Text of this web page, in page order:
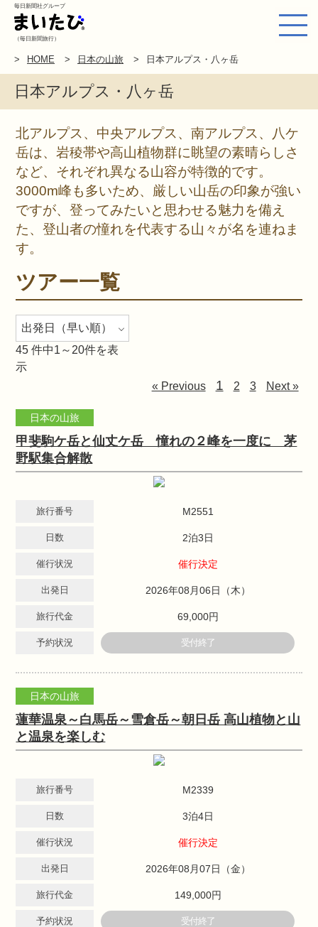
毎日新聞社グループ
（毎日新聞旅行）
HOME 日本の山旅 日本アルプス・八ヶ岳
日本アルプス・八ヶ岳
北アルプス、中央アルプス、南アルプス、八ケ
岳は、岩稜帯や高山植物群に眺望の素晴らしさ
など、それぞれ異なる山容が特徴的です。
3000m峰も多いため、厳しい山岳の印象が強い
ですが、登ってみたいと思わせる魅力を備え
た、登山者の憧れを代表する山々が名を連ねま
す。
ツアー一覧
45 件中1～20件を表
示
« Previous
1 2 3 Next »
日本の山旅
甲斐駒ケ岳と仙丈ケ岳 憧れの２峰を一度に 茅
野駅集合解散
旅行番号 M2551
日数 2泊3日
催行状況 催行決定
出発日 2026年08月06日（木）
旅行代金 69,000円
予約状況 受付終了
日本の山旅
蓮華温泉～白馬岳～雪倉岳～朝日岳 高山植物と山
と温泉を楽しむ
旅行番号 M2339
日数 3泊4日
催行状況 催行決定
出発日 2026年08月07日（金）
旅行代金 149,000円
予約状況 受付終了